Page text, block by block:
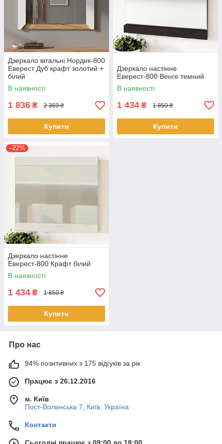
Дзеркало вітальні Нордик-800
Еверест Дуб крафт золотий +
білий
В наявності
1 836 ₴ 2 369 ₴
Купити
Дзеркало настінне
Еверест-800 Венге темний
В наявності
1 434 ₴ 1 850 ₴
Купити
–22%
Дзеркало настінне
Еверест-800 Крафт білий
В наявності
1 434 ₴ 1 850 ₴
Купити
Про нас
94% позитивних з 175 відгуків за рік
Працює з 26.12.2016
м. Київ
Пост-Волинська 7, Київ, Україна
Контакти